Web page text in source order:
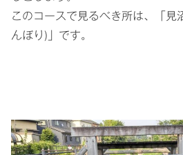
このコースで見るべき所は、「見
んぼり)」です。